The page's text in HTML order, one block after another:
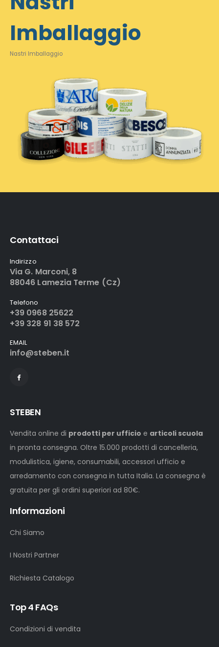
Imballaggio
Nastri Imballaggio
Contattaci
Indirizzo
Via G. Marconi, 8
88046 Lamezia Terme (Cz)
Telefono
+39 0968 25622
+39 328 91 38 572
EMAIL
info@steben.it
STEBEN
Vendita online di prodotti per ufficio e articoli scuola
in pronta consegna. Oltre 15.000 prodotti di cancelleria,
modulistica, igiene, consumabili, accessori ufficio e
arredamento con consegna in tutta Italia. La consegna è
gratuita per gli ordini superiori ad 80€.
Informazioni
Chi Siamo
I Nostri Partner
Richiesta Catalogo
Top 4 FAQs
Condizioni di vendita